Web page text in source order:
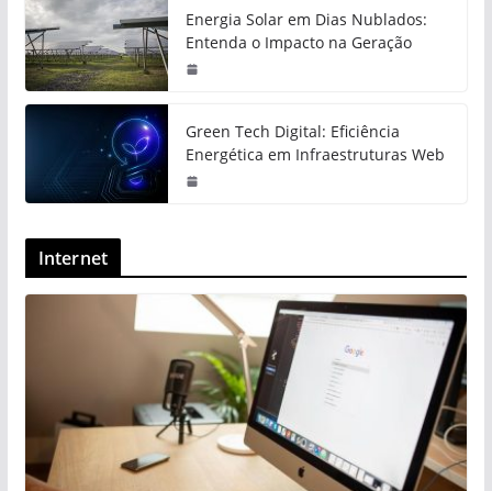
Energia Solar em Dias Nublados:
Entenda o Impacto na Geração
Green Tech Digital: Eficiência
Energética em Infraestruturas Web
Internet